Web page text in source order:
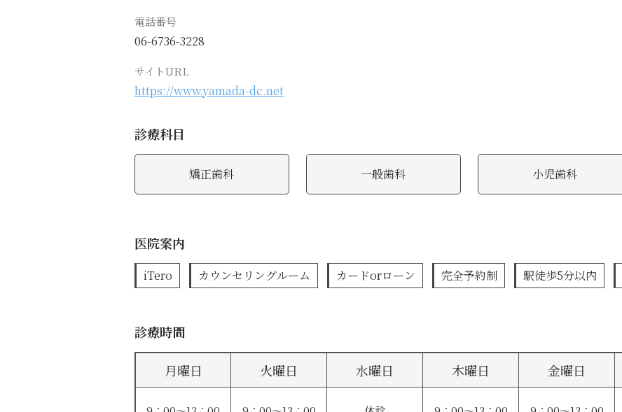
電話番号
06-6736-3228
サイトURL
https://www.yamada-dc.net
診療科目
矯正歯科 一般歯科 小児歯科
医院案内
iTero カウンセリングルーム カードorローン 完全予約制 駅徒歩5分以内
診療時間
月曜日 火曜日 水曜日 木曜日 金曜日